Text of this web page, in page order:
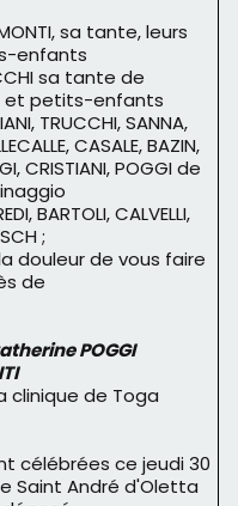
sa tante, leurs
enfants
sa tante de
et petits-enfants
TRUCCHI, SANNA,
CASALE, BAZIN,
CRISTIANI, POGGI de
BARTOLI, CALVELLI,
;
douleur de vous faire
de
POGGI
clinique de Toga
célébrées ce jeudi 30
Saint André d'Oletta